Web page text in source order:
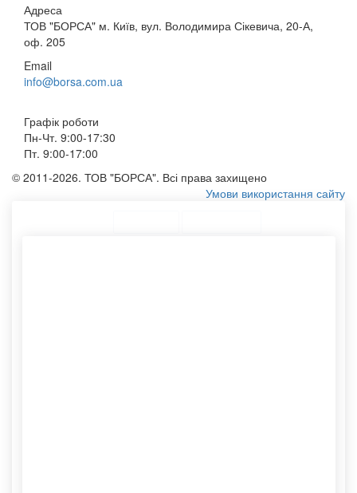
Адреса
ТОВ "БОРСА" м. Київ, вул. Володимира Сікевича, 20-А,
оф. 205
Email
info@borsa.com.ua
Графік роботи
Пн-Чт. 9:00-17:30
Пт. 9:00-17:00
© 2011-2026. ТОВ "БОРСА". Всі права захищено
Умови використання сайту